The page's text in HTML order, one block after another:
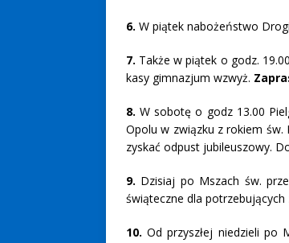
6. W piątek nabożeństwo
7. Także w piątek o godz.
kasy gimnazjum wzwyż.
8.W sobotę o godz 13.00
Opolu w związku z rokiem św.
zyskać odpust jubileuszowy.
9. Dzisiaj po Mszach św.
świąteczne dla
10.Od przyszłej niedzieli po